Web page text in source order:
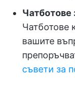
Чатботове
Чатботове
вашите
съвети за